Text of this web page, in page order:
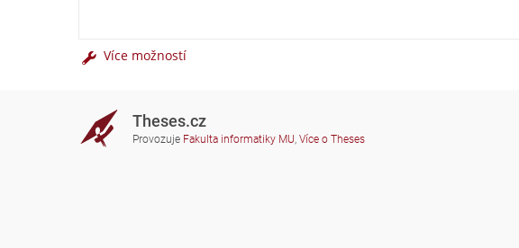
Více možností
Theses.cz
Provozuje Fakulta informatiky MU, Více o Theses